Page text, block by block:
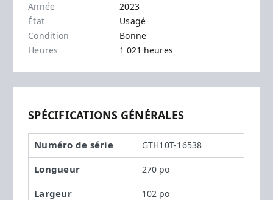
Année
2023
État
Usagé
Condition
Bonne
Heures
1 021 heures
SPÉCIFICATIONS GÉNÉRALES
Numéro de série GTH10T-16538
Longueur 270 po
Largeur 102 po